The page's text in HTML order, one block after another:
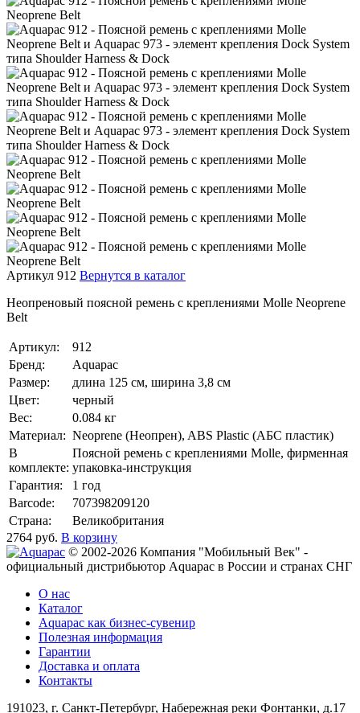
Артикул 912 Вернутся в каталог
Неопреновый поясной ремень с креплениями Molle Neoprene
Belt
Артикул:
912
Бренд:
Aquapac
Размер:
длина 125 см, ширина 3,8 см
Цвет:
черный
Вес:
0.084 кг
Материал: Neoprene (Неопрен), ABS Plastic (АБС пластик)
В
комплекте:
Поясной ремень с креплениями Molle, фирменная
упаковка-инструкция
Гарантия:
1 год
Barcode:
707398209120
Страна:
Великобритания
2764 руб. В корзину
© 2002-2026 Компания "Мобильный Век" -
официальный дистрибьютор Aquapac в России и странах СНГ
О нас
Каталог
Aquapac как бизнес-сувенир
Полезная информация
Гарантии
Доставка и оплата
Контакты
191023, г. Санкт-Петербург, Набережная реки Фонтанки, д.17